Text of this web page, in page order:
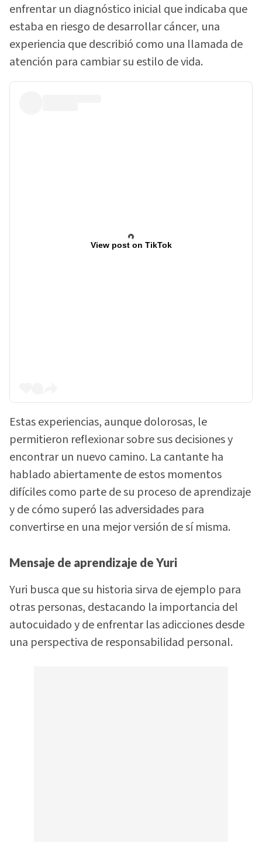
enfrentar un diagnóstico inicial que indicaba que
estaba en riesgo de desarrollar cáncer, una
experiencia que describió como una llamada de
atención para cambiar su estilo de vida.
View post on TikTok
Estas experiencias, aunque dolorosas, le
permitieron reflexionar sobre sus decisiones y
encontrar un nuevo camino. La cantante ha
hablado abiertamente de estos momentos
difíciles como parte de su proceso de aprendizaje
y de cómo superó las adversidades para
convertirse en una mejor versión de sí misma.
Mensaje de aprendizaje de Yuri
Yuri busca que su historia sirva de ejemplo para
otras personas, destacando la importancia del
autocuidado y de enfrentar las adicciones desde
una perspectiva de responsabilidad personal.